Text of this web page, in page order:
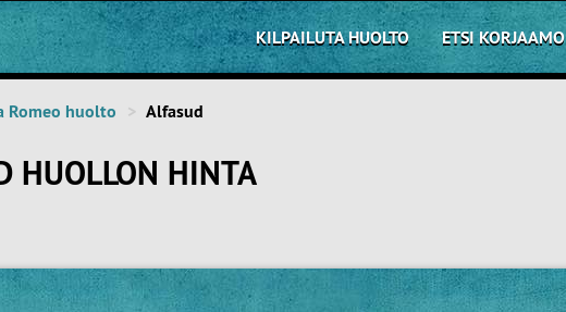
KILPAILUTA HUOLTO ETSI KORJAAMO
Romeo huolto Alfasud
HUOLLON HINTA